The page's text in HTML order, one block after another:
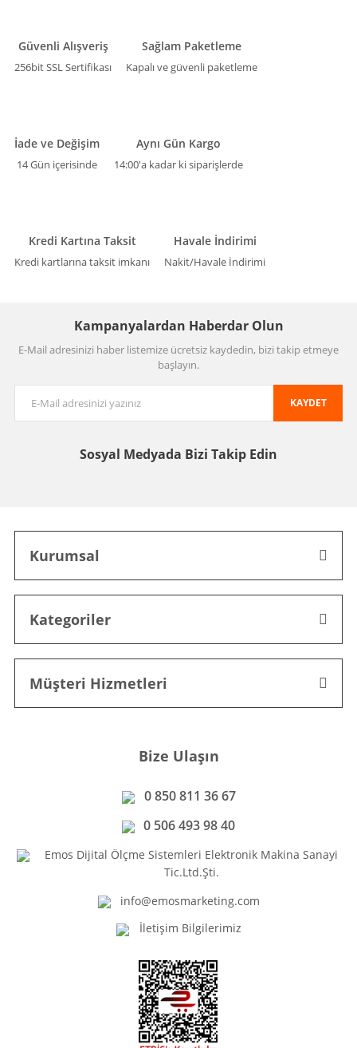
Güvenli Alışveriş
256bit SSL Sertifikası
Sağlam Paketleme
Kapalı ve güvenli paketleme
İade ve Değişim
14 Gün içerisinde
Aynı Gün Kargo
14:00'a kadar ki siparişlerde
Kredi Kartına Taksit
Kredi kartlarına taksit imkanı
Havale İndirimi
Nakit/Havale İndirimi
Kampanyalardan Haberdar Olun
E-Mail adresinizi haber listemize ücretsiz kaydedin, bizi takip etmeye
başlayın.
KAYDET
Sosyal Medyada Bizi Takip Edin
Kurumsal
Kategoriler
Müşteri Hizmetleri
Bize Ulaşın
0 850 811 36 67
0 506 493 98 40
Emos Dijital Ölçme Sistemleri Elektronik Makina Sanayi
Tic.Ltd.Şti.
info@emosmarketing.com
İletişim Bilgilerimiz